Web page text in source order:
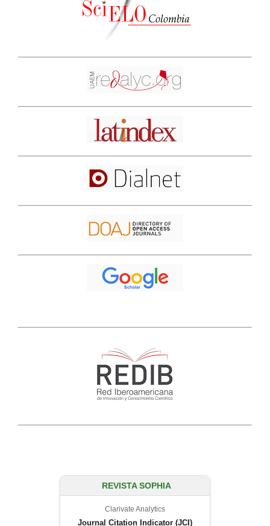
REVISTA SOPHIA
Clarivate Analytics
Journal Citation Indicator (JCI)